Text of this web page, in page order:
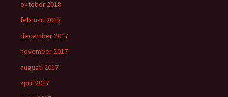
oktober 2018
februari 2018
december 2017
november 2017
augusti 2017
april 2017